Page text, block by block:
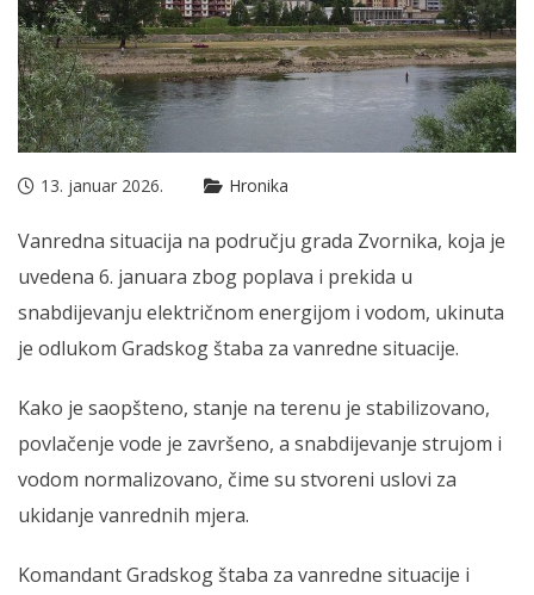
13. januar 2026. Hronika
Vanredna situacija na području grada Zvornika, koja je
uvedena 6. januara zbog poplava i prekida u
snabdijevanju električnom energijom i vodom, ukinuta
je odlukom Gradskog štaba za vanredne situacije.
Kako je saopšteno, stanje na terenu je stabilizovano,
povlačenje vode je završeno, a snabdijevanje strujom i
vodom normalizovano, čime su stvoreni uslovi za
ukidanje vanrednih mjera.
Komandant Gradskog štaba za vanredne situacije i